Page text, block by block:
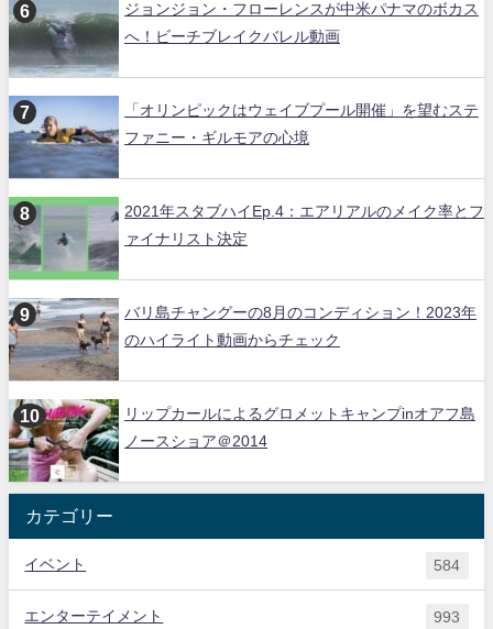
ジョンジョン・フローレンスが中米パナマのボカス
へ！ビーチブレイクバレル動画
「オリンピックはウェイブプール開催」を望むステ
ファニー・ギルモアの心境
2021年スタブハイEp.4：エアリアルのメイク率とフ
ァイナリスト決定
バリ島チャングーの8月のコンディション！2023年
のハイライト動画からチェック
リップカールによるグロメットキャンプinオアフ島
ノースショア＠2014
カテゴリー
イベント 584
エンターテイメント 993